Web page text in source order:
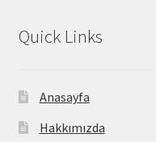
Quick Links
Anasayfa
Hakkımızda